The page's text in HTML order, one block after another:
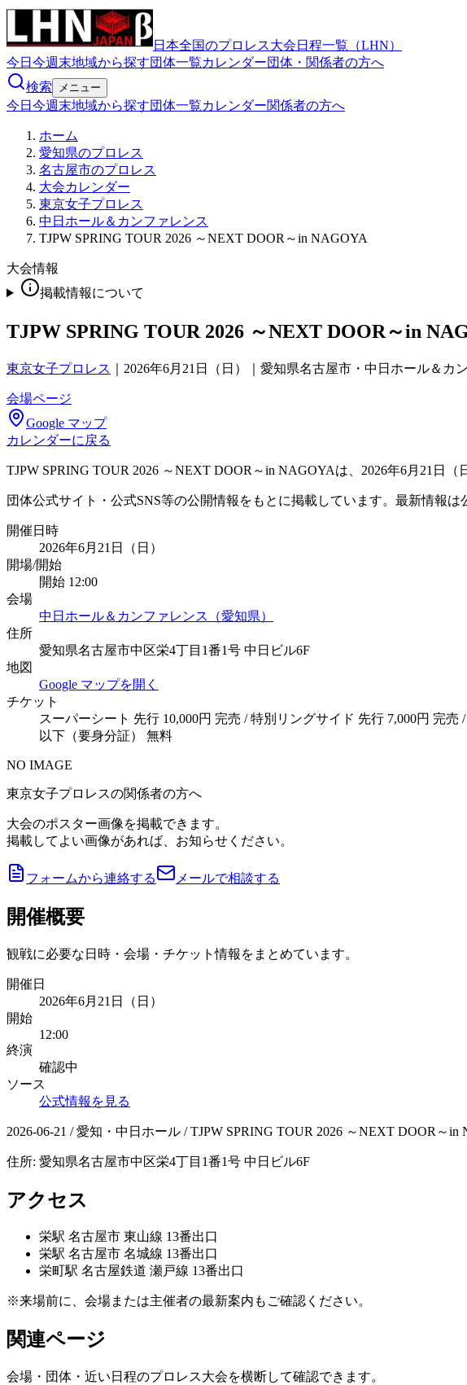
日本全国のプロレス大会日程一覧（LHN）
今日 今週末地域から探す団体一覧カレンダー団体・関係者の方へ
検索
メニュー
今日 今週末地域から探す団体一覧カレンダー関係者の方へ
ホーム
愛知県のプロレス
名古屋市のプロレス
大会カレンダー
東京女子プロレス
中日ホール＆カンファレンス
TJPW SPRING TOUR 2026 ～NEXT DOOR～in NAGOYA
大会情報
掲載情報について
TJPW SPRING TOUR 2026 ～NEXT DOOR～in
東京女子プロレス 2026年6月21日（日）｜愛知県名古屋市・中日ホール＆カ
会場ページ
Google マップ
カレンダーに戻る
TJPW SPRING TOUR 2026 ～NEXT DOOR～in NAGOYAは、2026年6月21日
団体公式サイト・公式SNS等の公開情報をもとに掲載しています。最新情報は
開催日時
2026年6月21日（日）
開場/開始
開始 12:00
会場
中日ホール＆カンファレンス（愛知県）
住所
愛知県名古屋市中区栄4丁目1番1号 中日ビル6F
地図
Google マップを開く
チケット
スーパーシート 先行 10,000円 完売 / 特別リングサイド 先行 7,000円 完
以下（要身分証） 無料
NO IMAGE
東京女子プロレスの関係者の方へ
大会のポスター画像を掲載できます。
掲載してよい画像があれば、お知らせください。
フォームから連絡する メールで相談する
開催概要
観戦に必要な日時・会場・チケット情報をまとめています。
開催日
2026年6月21日（日）
開始
12:00
終演
確認中
ソース
公式情報を見る
2026-06-21 / 愛知・中日ホール / TJPW SPRING TOUR 2026 ～NEXT DOOR～in
住所: 愛知県名古屋市中区栄4丁目1番1号 中日ビル6F
アクセス
栄駅 名古屋市 東山線 13番出口
栄駅 名古屋市 名城線 13番出口
栄町駅 名古屋鉄道 瀬戸線 13番出口
※来場前に、会場または主催者の最新案内もご確認ください。
関連ページ
会場・団体・近い日程のプロレス大会を横断して確認できます。